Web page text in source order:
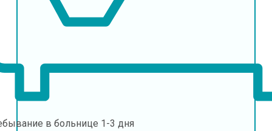
в больнице 1-3 дня